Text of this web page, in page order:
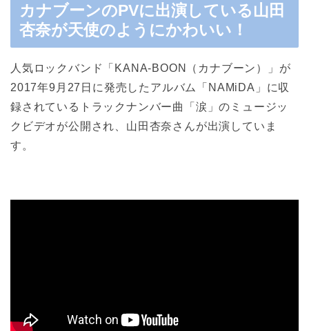
カナブーンのPVに出演している山田
杏奈が天使のようにかわいい！
人気ロックバンド「KANA-BOON（カナブーン）」が
2017年9月27日に発売したアルバム「NAMiDA」に収
録されているトラックナンバー曲「涙」のミュージッ
クビデオが公開され、山田杏奈さんが出演していま
す。